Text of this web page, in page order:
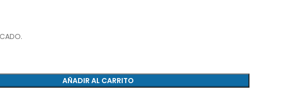
AÑADIR AL CARRITO